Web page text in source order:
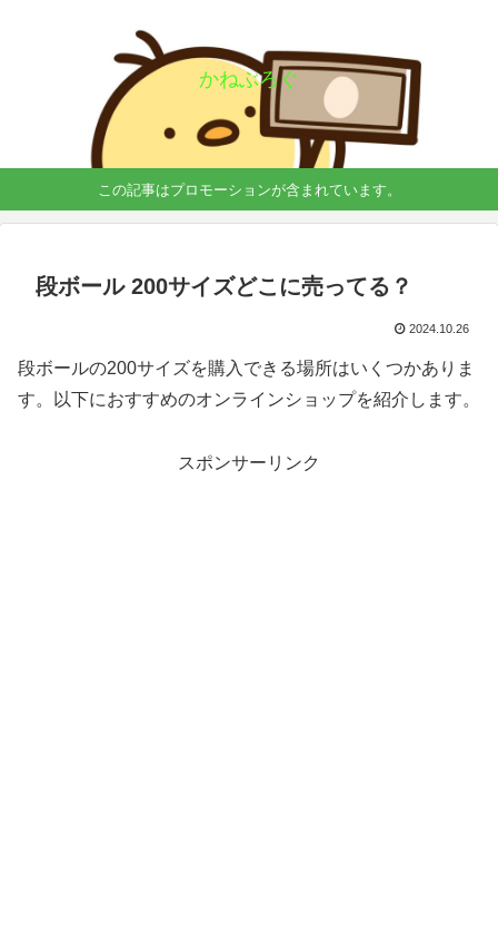
かねぶろぐ
この記事はプロモーションが含まれています。
段ボール 200サイズどこに売ってる？
2024.10.26
段ボールの200サイズを購入できる場所はいくつかありま
す。以下におすすめのオンラインショップを紹介します。
スポンサーリンク